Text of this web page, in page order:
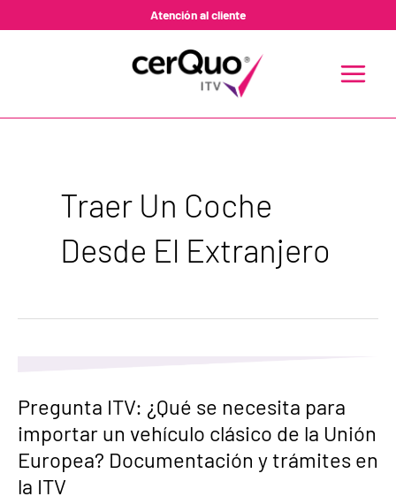
Atención al cliente
MENU
Traer Un Coche
Desde El Extranjero
Pregunta ITV: ¿Qué se necesita para
importar un vehículo clásico de la Unión
Europea? Documentación y trámites en
la ITV
se
necesita
para
importar
un
vehículo